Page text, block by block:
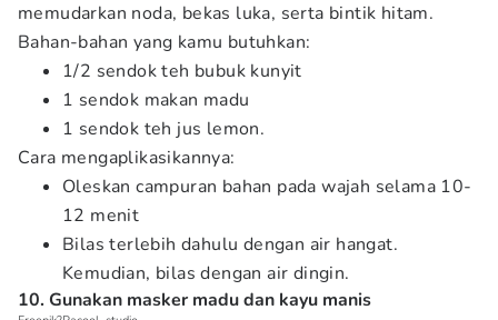
memudarkan noda, bekas luka, serta bintik hitam.
Bahan-bahan yang kamu butuhkan:
1/2 sendok teh bubuk kunyit
1 sendok makan madu
1 sendok teh jus lemon.
Cara mengaplikasikannya:
Oleskan campuran bahan pada wajah selama 10-
12 menit
Bilas terlebih dahulu dengan air hangat.
Kemudian, bilas dengan air dingin.
10. Gunakan masker madu dan kayu manis